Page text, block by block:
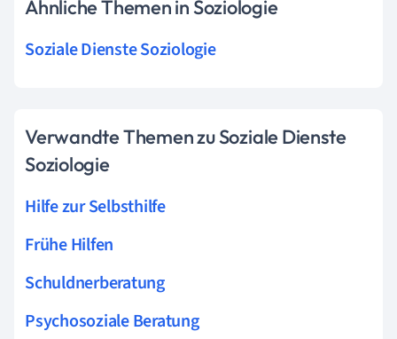
Ähnliche Themen in Soziologie
Soziale Dienste Soziologie
Verwandte Themen zu Soziale Dienste
Soziologie
Hilfe zur Selbsthilfe
Frühe Hilfen
Schuldnerberatung
Psychosoziale Beratung